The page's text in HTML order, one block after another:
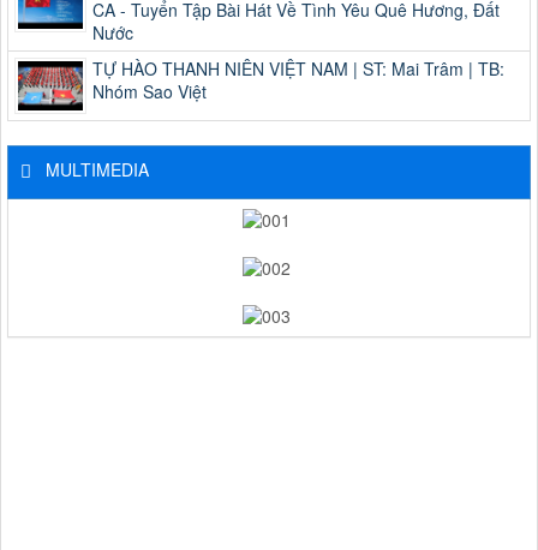
CA - Tuyển Tập Bài Hát Về Tình Yêu Quê Hương, Đất
Nước
TỰ HÀO THANH NIÊN VIỆT NAM | ST: Mai Trâm | TB:
Nhóm Sao Việt
MULTIMEDIA